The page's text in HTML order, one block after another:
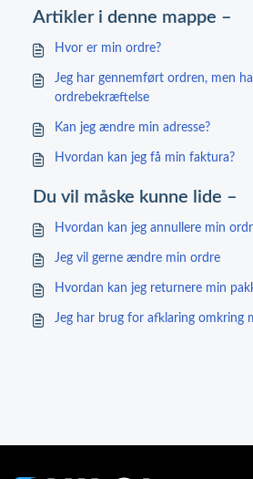
Artikler i denne mappe –
Hvor er min ordre?
Jeg har gennemført ordren, men
ordrebekræftelse
Kan jeg ændre min adresse?
Hvordan kan jeg få min faktura?
Du vil måske kunne lide –
Hvordan kan jeg annullere min
Jeg vil gerne ændre min ordre
Hvordan kan jeg returnere min
Jeg har brug for afklaring omkring